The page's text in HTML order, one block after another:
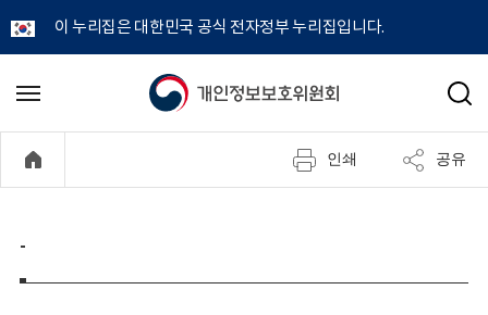
이 누리집은 대한민국 공식 전자정부 누리집입니다.
개
정
보
메
기
검
인쇄 공유
-